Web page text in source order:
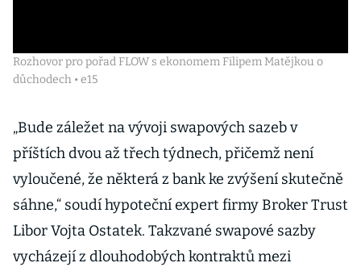
Rozhovor pro pořad FLOW s ekonomem Filipem Matějkou o
důchodech • e15
„Bude záležet na vývoji swapových sazeb v
příštích dvou až třech týdnech, přičemž není
vyloučené, že některá z bank ke zvýšení skutečně
sáhne,“ soudí hypoteční expert firmy Broker Trust
Libor Vojta Ostatek. Takzvané swapové sazby
vycházejí z dlouhodobých kontraktů mezi